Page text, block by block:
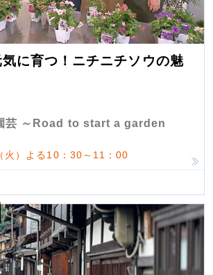
に育つ！ニチニチソウの魅
芸 ～Road to start a garden
火）よる10：30～11：00